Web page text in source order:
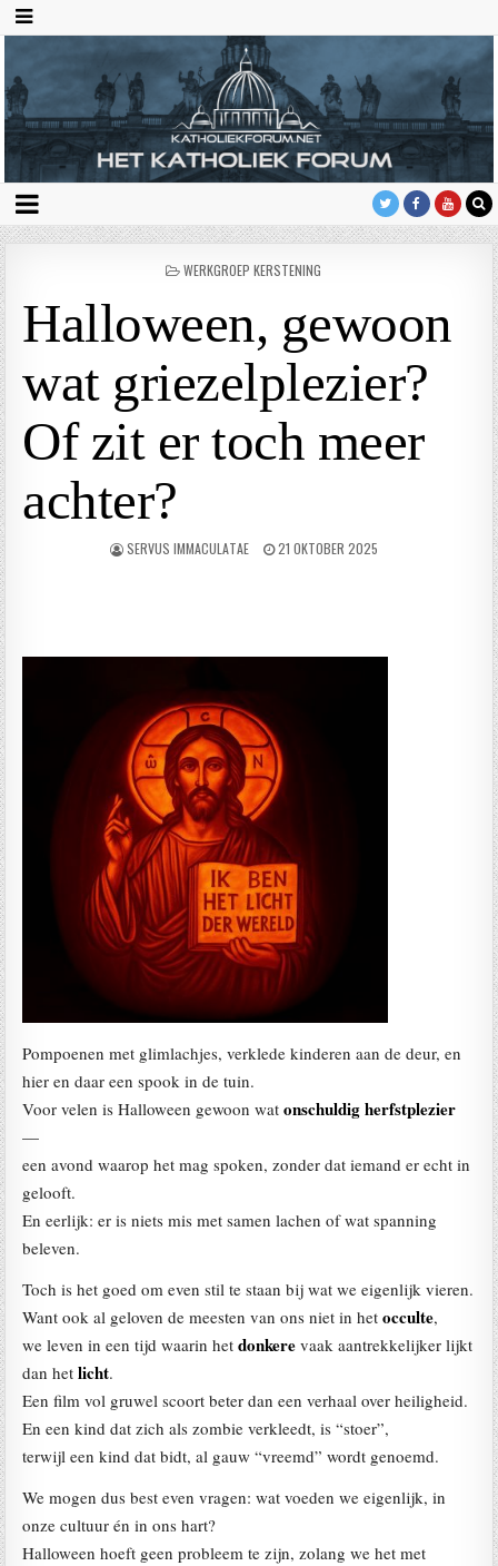
GEPLAATST
WERKGROEP KERSTENING
Halloween, gewoon
wat griezelplezier?
Of zit er toch meer
achter?
SERVUS IMMACULATAE 21 OKTOBER 2025
Pompoenen met glimlachjes, verklede kinderen aan de deur, en
hier en daar een spook in de tuin.
Voor velen is Halloween gewoon watonschuldig herfstplezier
—
een avond waarop het mag spoken, zonder dat iemand er echt in
gelooft.
En eerlijk: er is niets mis met samen lachen of wat spanning
beleven.
Toch is het goed om even stil te staan bij wat we eigenlijk vieren.
Want ook al geloven de meesten van ons niet in hetocculte,
we leven in een tijd waarin hetdonkere vaak aantrekkelijker lijkt
dan hetlicht.
Een film vol gruwel scoort beter dan een verhaal over heiligheid.
En een kind dat zich als zombie verkleedt, is “stoer”,
terwijl een kind dat bidt, al gauw “vreemd” wordt genoemd.
We mogen dus best even vragen: wat voeden we eigenlijk, in
onze cultuur én in ons hart?
Halloween hoeft geen probleem te zijn, zolang we het met